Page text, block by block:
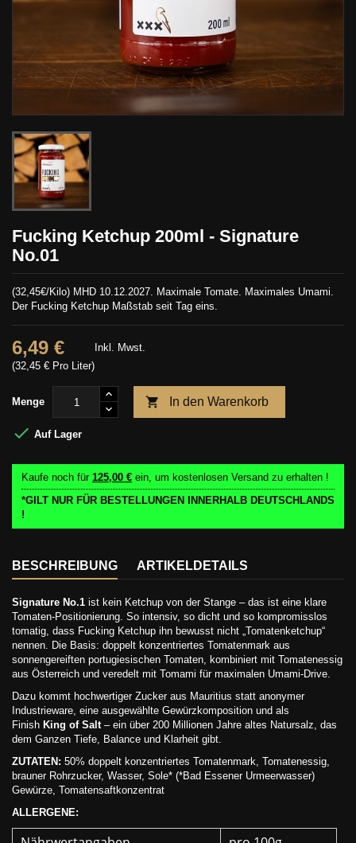
Fucking Ketchup 200ml - Signature
No.01
(32,45€/Kilo) MHD 10.12.2027. Maximale Tomate. Maximales Umami.
Der Fucking Ketchup Maßstab seit Tag eins.
6,49 €
(32,45 € Pro Liter)
Inkl. Mwst.
Menge  In den Warenkorb
 Auf Lager
Kaufe noch für 125,00 € ein, um kostenlosen Versand zu erhalten !
*GILT NUR FÜR BESTELLUNGEN INNERHALB DEUTSCHLANDS
!
BESCHREIBUNG ARTIKELDETAILS
Signature No.1 ist kein Ketchup von der Stange – das ist eine klare
Tomaten-Positionierung. So intensiv, so dicht und so kompromisslos
tomatig, dass Fucking Ketchup ihn bewusst nicht „Tomatenketchup“
nennen. Die Basis: doppelt konzentriertes Tomatenmark aus
sonnengereiften portugiesischen Tomaten, kombiniert mit Tomatenessig
aus Österreich und veredelt mit Tomami für maximalen Umami-Drive.
Dazu kommt hochwertiger Zucker aus Mauritius statt anonymer
Industrieware, eine ausgewählte Gewürzkomposition und als
Finish King of Salt– ein über 200 Millionen Jahre altes Natursalz, das
dem Ganzen Tiefe, Balance und Klarheit gibt.
ZUTATEN: 50% doppelt konzentriertes Tomatenmark, Tomatenessig,
brauner Rohrzucker, Wasser, Sole* (*Bad Essener Urmeerwasser)
Gewürze, Tomatensaftkonzentrat
ALLERGENE: